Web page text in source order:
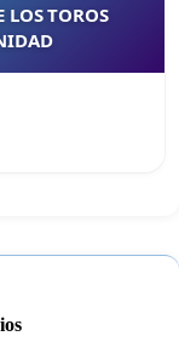
LOS TOROS